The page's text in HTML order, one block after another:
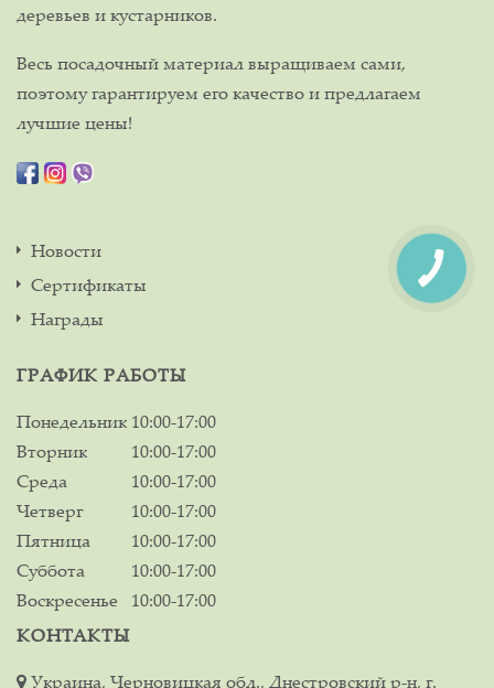
деревьев и кустарников.
Весь посадочный материал выращиваем сами,
поэтому гарантируем его качество и предлагаем
лучшие цены!
Новости
Сертификаты
Награды
ГРАФИК РАБОТЫ
Понедельник 10:00-17:00
Вторник
10:00-17:00
Среда
10:00-17:00
Четверг
10:00-17:00
Пятница
10:00-17:00
Суббота
10:00-17:00
Воскресенье
10:00-17:00
КОНТАКТЫ
Украина, Черновицкая обл., Днестровский р-н, г.